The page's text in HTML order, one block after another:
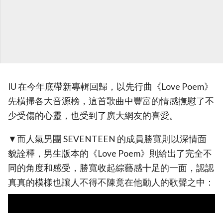
IU 在今年底帶新專輯回歸，以先行曲《Love Poem》
先橫掃各大音源榜，這首歌曲中豐富的情感撫慰了不
少受傷的心靈，也受到了廣大網友的喜愛。
▼而人氣男團 SEVENTEEN 的成員勝寬則以深情面
貌詮釋，男生版本的《Love Poem》則給出了完全不
同的角度和感受，勝寬收起綜藝感十足的一面，認認
真真的模樣也讓人不得不陳竟在他動人的歌聲之中：